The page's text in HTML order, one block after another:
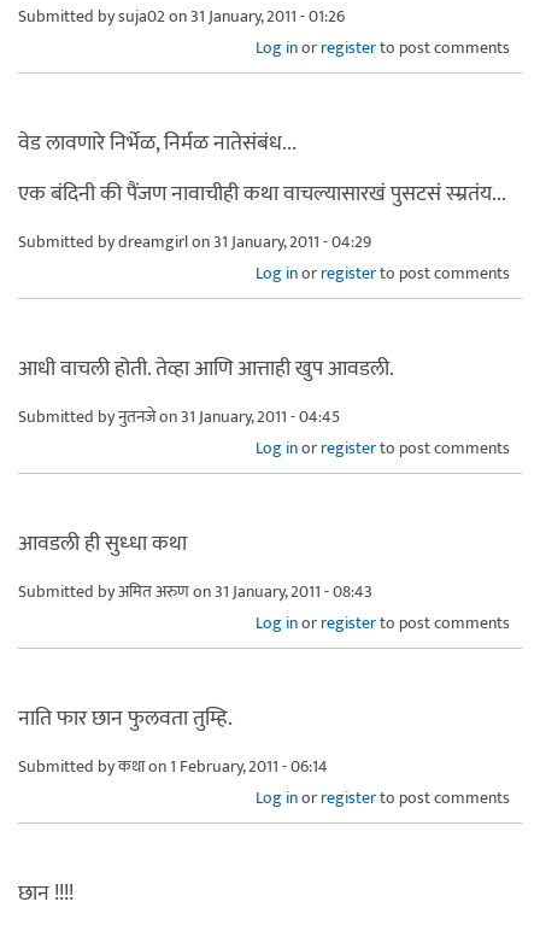
Submitted bysuja02on 31 January, 2011 - 01:26
Log inorregisterto post comments
वेड लावणारे निर्भेळ, निर्मळ नातेसंबंध...
एक बंदिनी की पैंजण नावाचीही कथा वाचल्यासारखं पुसटसं स्म्रतंय...
Submitted bydreamgirlon 31 January, 2011 - 04:29
Log inorregisterto post comments
आधी वाचली होती. तेव्हा आणि आत्ताही खुप आवडली.
Submitted byनुतनजेon 31 January, 2011 - 04:45
Log inorregisterto post comments
आवडली ही सुध्धा कथा
Submitted byअमित अरुणon 31 January, 2011 - 08:43
Log inorregisterto post comments
नाति फार छान फुलवता तुम्हि.
Submitted byकथाon 1 February, 2011 - 06:14
Log inorregisterto post comments
छान !!!!